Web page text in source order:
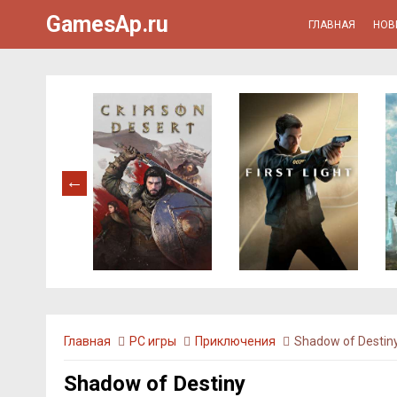
GamesAp.ru ГЛАВНАЯ
Главная PC игры Приключения Shadow of
Shadow of Destiny